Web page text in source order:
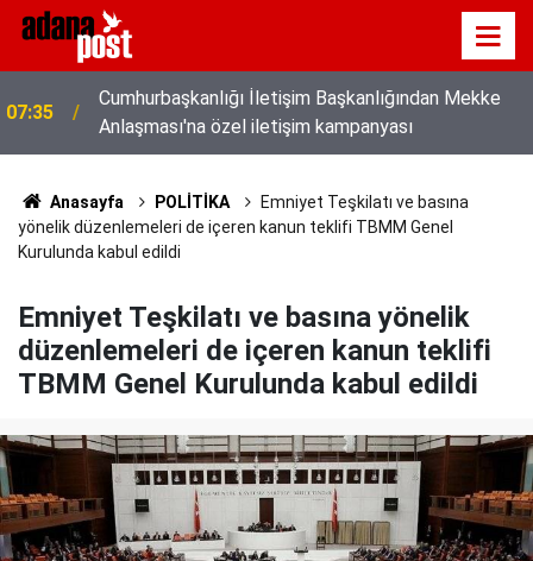
07:35
Cumhurbaşkanlığı İletişim Başkanlığından Mekke
Anlaşması'na özel iletişim kampanyası
Anasayfa POLİTİKA
Emniyet Teşkilatı ve basına
yönelik düzenlemeleri de içeren kanun teklifi TBMM Genel
Kurulunda kabul edildi
Emniyet Teşkilatı ve basına yönelik
düzenlemeleri de içeren kanun teklifi
TBMM Genel Kurulunda kabul edildi